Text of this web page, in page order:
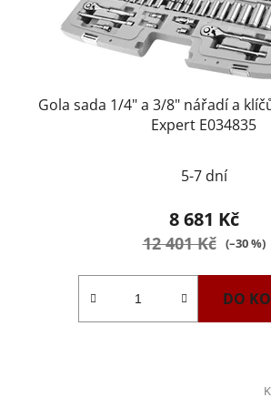
Gola sada 1/4" a 3/8" nářadí a
Expert E034835
5-7 dní
8 681 Kč
12 401 Kč (–30 %)
DO